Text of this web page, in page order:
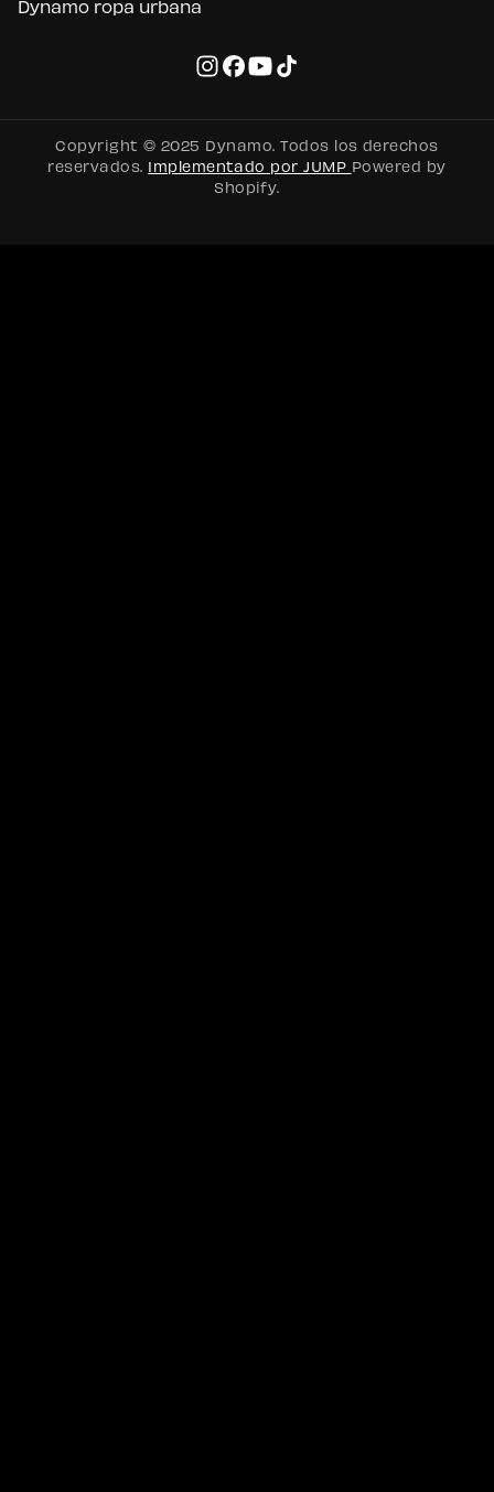
Dynamo ropa urbana
Copyright © 2025 Dynamo. Todos los derechos
reservados. Implementado por JUMP Powered by
Shopify.